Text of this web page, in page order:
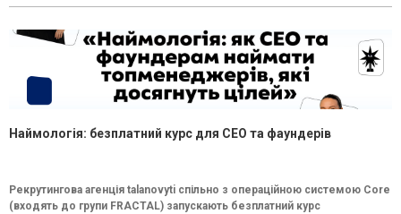
Наймологія: безплатний курс для CEO та фаундерів
Рекрутингова агенція talanovyti спільно з операційною системою Core
(входять до групи FRACTAL) запускають безплатний курс